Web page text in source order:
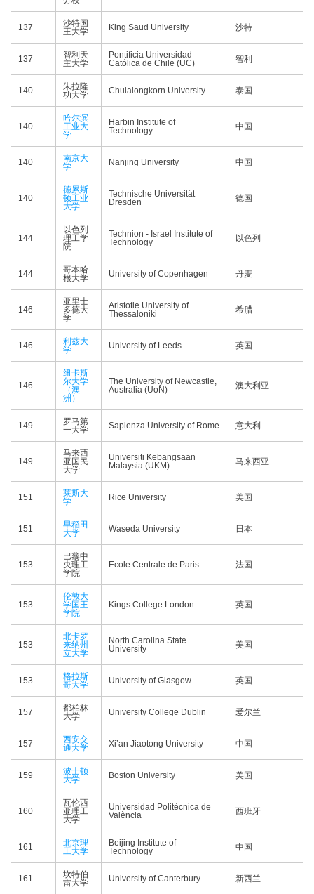
137
沙特国
王大学
King Saud University 沙特
137
智利天
主大学
Pontificia Universidad
Católica de Chile (UC)
智利
140
朱拉隆
功大学
Chulalongkorn University 泰国
140
哈尔滨
工业大
学
Harbin Institute of
Technology
中国
140
南京大
学
Nanjing University 中国
140
德累斯
顿工业
大学
Technische Universität
Dresden
德国
144
以色列
理工学
院
Technion - Israel Institute of
Technology
以色列
144
哥本哈
根大学
University of Copenhagen 丹麦
146
亚里士
多德大
学
Aristotle University of
Thessaloniki
希腊
146
利兹大
学
University of Leeds 英国
146
纽卡斯
尔大学
（澳
洲）
The University of Newcastle,
Australia (UoN)
澳大利亚
149
罗马第
一大学
Sapienza University of Rome 意大利
149
马来西
亚国民
大学
Universiti Kebangsaan
Malaysia (UKM)
马来西亚
151
莱斯大
学
Rice University 美国
151
早稻田
大学
Waseda University 日本
153
巴黎中
央理工
学院
Ecole Centrale de Paris 法国
153
伦敦大
学国王
学院
Kings College London 英国
153
北卡罗
来纳州
立大学
North Carolina State
University
美国
153
格拉斯
哥大学
University of Glasgow 英国
157
都柏林
大学
University College Dublin 爱尔兰
157
西安交
通大学
Xi’an Jiaotong University 中国
159
波士顿
大学
Boston University 美国
160
瓦伦西
亚理工
大学
Universidad Politècnica de
València
西班牙
161
北京理
工大学
Beijing Institute of
Technology
中国
161
坎特伯
雷大学
University of Canterbury 新西兰